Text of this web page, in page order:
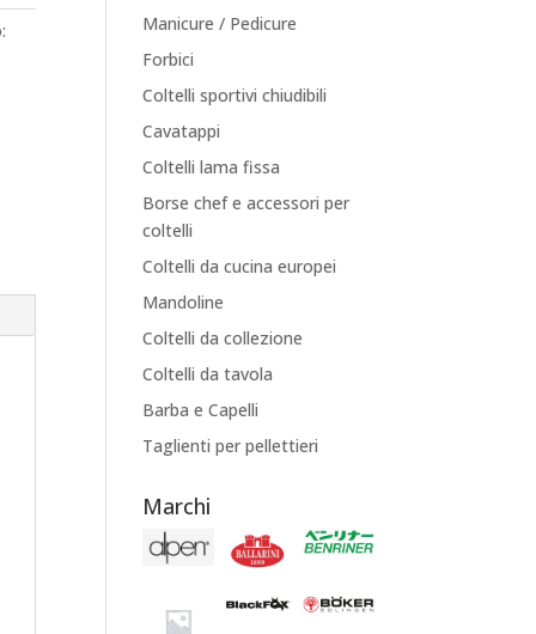
Manicure / Pedicure
Forbici
Coltelli sportivi chiudibili
Cavatappi
Coltelli lama fissa
Borse chef e accessori per
coltelli
Coltelli da cucina europei
Mandoline
Coltelli da collezione
Coltelli da tavola
Barba e Capelli
Taglienti per pellettieri
Marchi